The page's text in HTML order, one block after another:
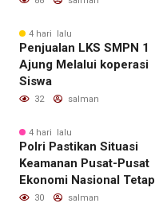
4 hari lalu
Penjualan LKS SMPN 1
Ajung Melalui koperasi
Siswa
32 salman
4 hari lalu
Polri Pastikan Situasi
Keamanan Pusat-Pusat
Ekonomi Nasional Tetap
Kondusif
30 salman